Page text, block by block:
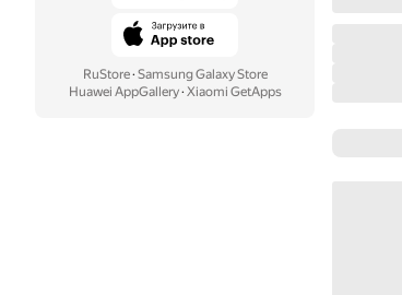
RuStore· Samsung Galaxy Store
Huawei AppGallery· Xiaomi GetApps